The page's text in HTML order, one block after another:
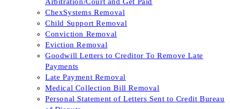
ChexSystems Removal
Child Support Removal
Conviction Removal
Eviction Removal
Goodwill Letters to Creditor To Remove Late
Payments
Late Payment Removal
Medical Collection Bill Removal
Personal Statement of Letters Sent to Credit Bureau